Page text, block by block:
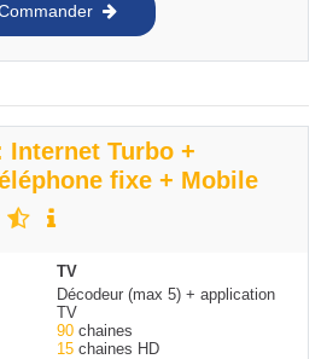
Internet Turbo +
fixe + Mobile
TV
Décodeur (max 5) + application
TV
90 chaines
15 chaines HD